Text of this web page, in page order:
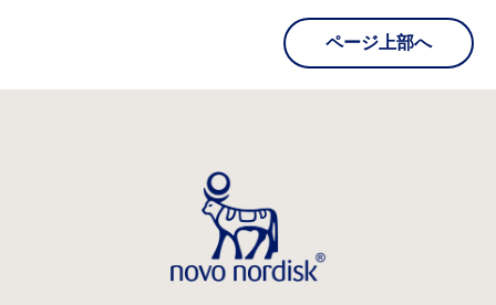
ページ上部へ